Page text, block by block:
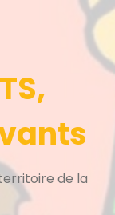
de la